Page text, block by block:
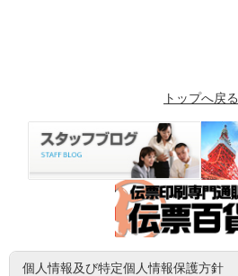
トップへ戻る
個人情報及び特定個人情報保護方針